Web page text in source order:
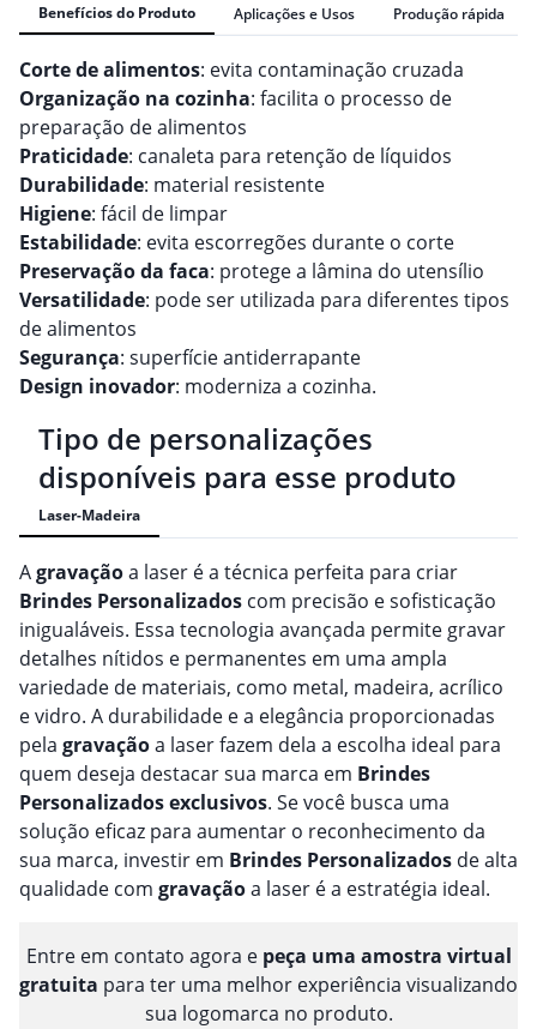
Benefícios do Produto Aplicações e Usos Produção rápida
Corte de alimentos: evita contaminação cruzada
Organização na cozinha: facilita o processo de
preparação de alimentos
Praticidade: canaleta para retenção de líquidos
Durabilidade: material resistente
Higiene: fácil de limpar
Estabilidade: evita escorregões durante o corte
Preservação da faca: protege a lâmina do utensílio
Versatilidade: pode ser utilizada para diferentes tipos
de alimentos
Segurança: superfície antiderrapante
Design inovador: moderniza a cozinha.
Tipo de personalizações
disponíveis para esse produto
Laser-Madeira
Agravaçãoa laser é a técnica perfeita para criar
Brindes Personalizados com precisão e sofisticação
inigualáveis. Essa tecnologia avançada permite gravar
detalhes nítidos e permanentes em uma ampla
variedade de materiais, como metal, madeira, acrílico
e vidro. A durabilidade e a elegância proporcionadas
pela gravaçãoa laser fazem dela a escolha ideal para
quem deseja destacar sua marca em Brindes
Personalizadosexclusivos. Se você busca uma
solução eficaz para aumentar o reconhecimento da
sua marca, investir em Brindes Personalizados de alta
qualidade com gravaçãoa laser é a estratégia ideal.
Entre em contato agora e peça uma amostra virtual
gratuita para ter uma melhor experiência visualizando
sua logomarca no produto.